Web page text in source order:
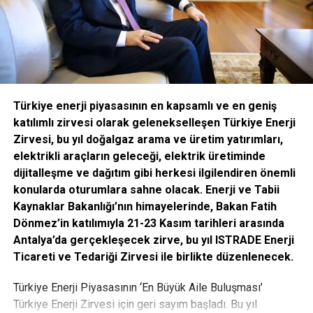
editor
A.Ş. firmalarına plaket verilecek. Fuarı ziyaret etmek
isteyenler, 30 Kasım tarihine kadar web sitesi üzerinden
ücretsiz fuar davetiyesi oluşturabilecek. Fuar, 4 Aralık
Cumartesi günü 18.00’e kadar ziyaret edilebilecek.
tanışacak
Tüyap’ın geliştirdiği dijital çözümlerle katılımcı firmalar ve
ziyaretçiler online iş ağı platformu Business Connect
Programı üzerinden dijital ortamda bir araya gelecek. Bu
program sayesinde fuardan önce, fuar sırasında ve fuardan
sonra online çözümler ile katılımcılar ve ziyaretçiler
kesintisiz buluşacak. Business Connect Programı
sayesinde fuar başlamadan önce katılımcı ve ziyaretçiler
birbirlerinin online profillerini görüntüleyebilecek, dijital
gönderebilecek, ilgilendikleri ürünleri ve hizmetleri kolayca
filtreleyip doğru ürüne ve kişiye ulaşabilecekler. Fuar
Türkiye enerji piyasasının en kapsamlı ve en geniş
katılımlı zirvesi olarak gelenekselleşen Türkiye Enerji
Zirvesi, bu yıl doğalgaz arama ve üretim yatırımları,
elektrikli araçların geleceği, elektrik üretiminde
dijitalleşme ve dağıtım gibi herkesi ilgilendiren önemli
konularda oturumlara sahne olacak. Enerji ve Tabii
Kaynaklar Bakanlığı’nın himayelerinde, Bakan Fatih
Dönmez’in katılımıyla 21-23 Kasım tarihleri arasında
Antalya’da gerçekleşecek zirve, bu yıl ISTRADE Enerji
Ticareti ve Tedariği Zirvesi ile birlikte düzenlenecek.
Türkiye Enerji Piyasasının ‘En Büyük Aile Buluşması’
Türkiye Enerji Zirvesi için geri sayım başladı. Bu yıl